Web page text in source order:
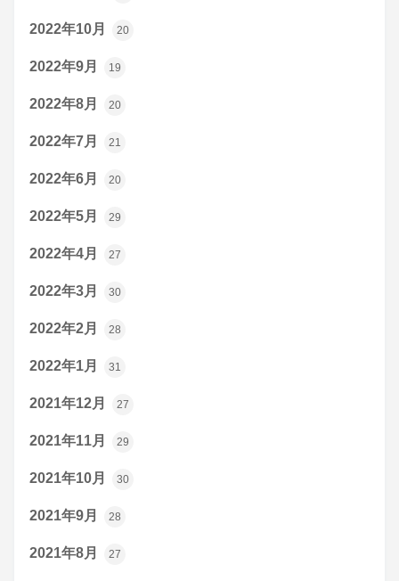
2022年10月 20
2022年9月 19
2022年8月 20
2022年7月 21
2022年6月 20
2022年5月 29
2022年4月 27
2022年3月 30
2022年2月 28
2022年1月 31
2021年12月 27
2021年11月 29
2021年10月 30
2021年9月 28
2021年8月 27